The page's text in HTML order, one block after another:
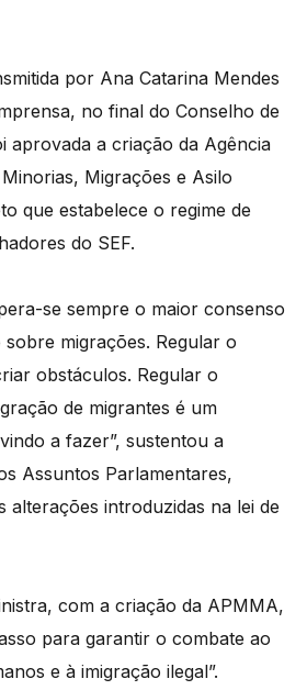
por Ana Catarina Mendes
no final do Conselho de
aprovada a criação da Agência
Migrações e Asilo
que estabelece o regime de
do SEF.
se sempre o maior consenso
migrações. Regular o
obstáculos. Regular o
de migrantes é um
a fazer”, sustentou a
Assuntos Parlamentares,
alterações introduzidas na lei de
com a criação da APMMA,
para garantir o combate ao
e à imigração ilegal”.